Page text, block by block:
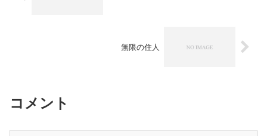
無限の住人
コメント